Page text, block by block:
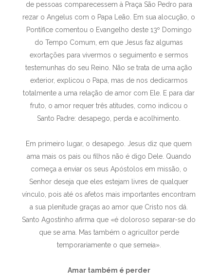
de pessoas comparecessem à Praça São Pedro para
rezar o Angelus com o Papa Leão. Em sua alocução, o
Pontífice comentou o Evangelho deste 13º Domingo
do Tempo Comum, em que Jesus faz algumas
exortações para vivermos o seguimento e sermos
testemunhas do seu Reino. Não se trata de uma ação
exterior, explicou o Papa, mas de nos dedicarmos
totalmente a uma relação de amor com Ele. E para dar
fruto, o amor requer três atitudes, como indicou o
Santo Padre: desapego, perda e acolhimento.
Em primeiro lugar, o desapego. Jesus diz que quem
ama mais os pais ou filhos não é digo Dele. Quando
começa a enviar os seus Apóstolos em missão, o
Senhor deseja que eles estejam livres de qualquer
vínculo, pois até os afetos mais importantes encontram
a sua plenitude graças ao amor que Cristo nos dá.
Santo Agostinho afirma que «é doloroso separar-se do
que se ama. Mas também o agricultor perde
temporariamente o que semeia».
Amar também é perder